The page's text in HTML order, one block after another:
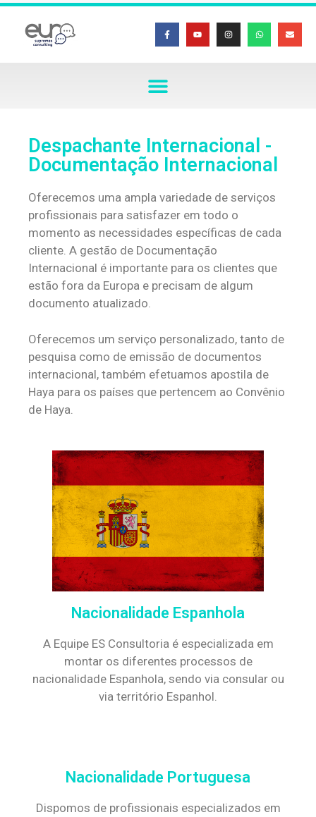
Despachante Internacional -
Documentação Internacional
Oferecemos uma ampla variedade de serviços
profissionais para satisfazer em todo o
momento as necessidades específicas de cada
cliente. A gestão de Documentação
Internacional é importante para os clientes que
estão fora da Europa e precisam de algum
documento atualizado.
Oferecemos um serviço personalizado, tanto de
pesquisa como de emissão de documentos
internacional, também efetuamos apostila de
Haya para os países que pertencem ao Convênio
de Haya.
Nacionalidade Espanhola
A Equipe ES Consultoria é especializada em
montar os diferentes processos de
nacionalidade Espanhola, sendo via consular ou
via território Espanhol.
Nacionalidade Portuguesa
Dispomos de profissionais especializados em